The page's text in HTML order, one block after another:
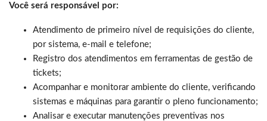
Você será responsável por:
Atendimento de primeiro nível de requisições do cliente,
por sistema, e-mail e telefone;
Registro dos atendimentos em ferramentas de gestão de
tickets;
Acompanhar e monitorar ambiente do cliente, verificando
sistemas e máquinas para garantir o pleno funcionamento;
Analisar e executar manutenções preventivas nos